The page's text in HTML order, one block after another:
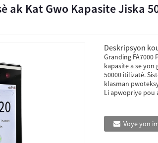
ak Kat Gwo Kapasite Jiska
Deskripsyon
Granding FA7000
kapasite a se yon
50000 itilizatè.
klasman
Li apwopriye pou
Voye yon